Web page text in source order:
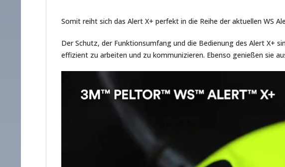
Somit reiht sich das Alert X+ perfekt in die Reihe der aktuellen WS
Der Schutz, der Funktionsumfang und die Bedienung des Alert X+
effizient zu arbeiten und zu kommunizieren. Ebenso genießen sie